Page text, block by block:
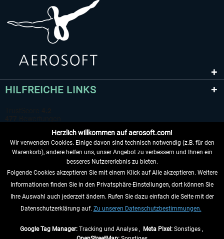
HILFREICHE LINKS
VERTRAG WIDERRUFEN
INFORMATIONEN
Herzlich willkommen auf aerosoft.com!
Wir verwenden Cookies. Einige davon sind technisch notwendig (z.B. für den
Warenkorb), andere helfen uns, unser Angebot zu verbessern und Ihnen ein
besseres Nutzererlebnis zu bieten.
Folgende Cookies akzeptieren Sie mit einem Klick auf Alle akzeptieren. Weitere
Informationen finden Sie in den Privatsphäre-Einstellungen, dort können Sie
Ihre Auswahl auch jederzeit ändern. Rufen Sie dazu einfach die Seite mit der
Datenschutzerklärung auf. Zu unseren Datenschutzbestimmungen.
Google Tag Manager:Tracking und Analyse , Meta Pixel:Sonstiges ,